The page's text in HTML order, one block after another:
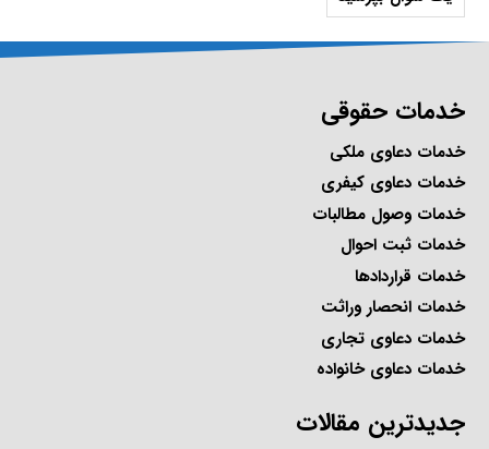
خدمات حقوقی
خدمات دعاوی ملکی
خدمات دعاوی کیفری
خدمات وصول مطالبات
خدمات ثبت احوال
خدمات قراردادها
خدمات انحصار وراثت
خدمات دعاوی تجاری
خدمات دعاوی خانواده
جدیدترین مقالات